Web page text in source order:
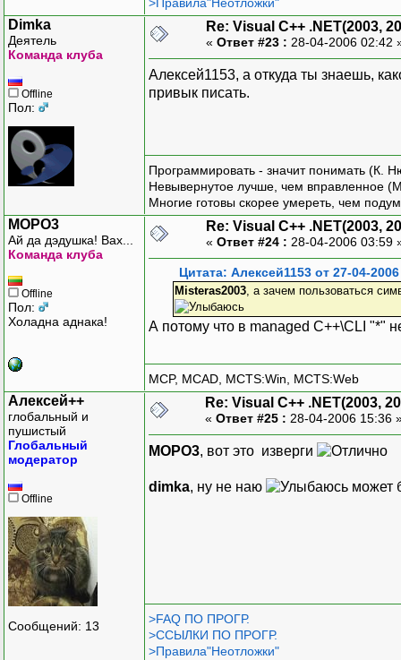
>Правила"Неотложки"
Dimka
Деятель
Команда клуба
Offline
Пол:
Re: Visual C++ .NET(2003,
« Ответ #23 : 28-04-2006 02:42
Алексей1153, а откуда ты знаешь,
привык писать.
Программировать - значит понимать (К.
Невывернутое лучше, чем вправленное
Многие готовы скорее умереть, чем
MOPO3
Ай да дэдушка! Вах...
Команда клуба
Offline
Пол:
Холадна аднака!
Re: Visual C++ .NET(2003,
« Ответ #24 : 28-04-2006 03:59
Цитата: Алексей1153 от 27-04-
Misteras2003, а зачем пользоваться
А потому что в managed C++\CLI "*"
MCP, MCAD, MCTS:Win, MCTS:Web
Алексей++
глобальный и
пушистый
Глобальный
модератор
Offline
Сообщений: 13
Re: Visual C++ .NET(2003,
« Ответ #25 : 28-04-2006 15:36
MOPO3, вот это изверги
dimka, ну не наю может
>FAQ ПО ПРОГР.
>ССЫЛКИ ПО ПРОГР.
>Правила"Неотложки"